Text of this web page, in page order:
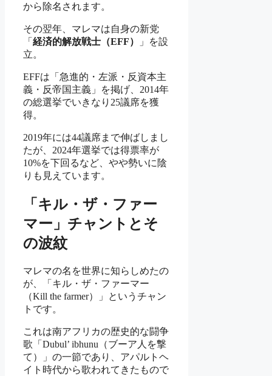
から除名されます。
その翌年、マレマは自身の新党
「 経済的解放戦士（EFF）
」を設
立。
EFFは「急進的・左派・反資本主
義・反帝国主義」を掲げ、2014年
の総選挙でいきなり25議席を獲
得。
2019年には44議席まで伸ばしまし
たが、2024年選挙では得票率が
10%を下回るなど、やや勢いに陰
りも見えています。
「キル・ザ・ファー
マー」チャントとそ
の波紋
マレマの名を世界に知らしめたの
が、「キル・ザ・ファーマー
（Kill the farmer）」というチャン
トです。
これは南アフリカの歴史的な闘争
歌「Dubul’ ibhunu（ブーア人を撃
て）」の一節であり、アパルトヘ
イト時代から歌われてきたもので